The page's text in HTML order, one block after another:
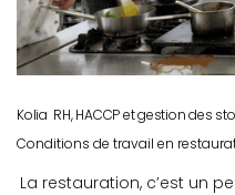
Kolia RH, HACCP et gestion des
Conditions de travail en
La restauration, c’est un